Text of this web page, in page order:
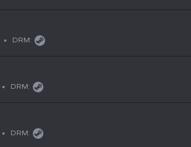
DRM:
DRM:
DRM: